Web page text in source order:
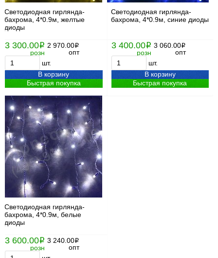
Светодиодная гирлянда-
бахрома, 4*0.9м, желтые
диоды
3 300.00i
розн
2 970.00i
опт
шт.
В корзину
Быстрая покупка
Светодиодная гирлянда-
бахрома, 4*0.9м, синие диоды
3 400.00i
розн
3 060.00i
опт
шт.
В корзину
Быстрая покупка
Светодиодная гирлянда-
бахрома, 4*0.9м, белые
диоды
3 600.00i
розн
3 240.00i
опт